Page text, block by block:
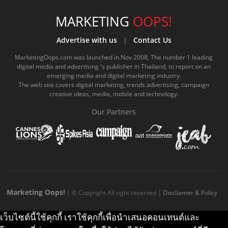
e
b
o
o
k
c
o
t
u
b
e
.
o
o
m
e
m
e
t
a
g
r
a
.
t
o
k
.
c
m
MARKETING OOPS!
Advertise with us| Contact Us
MarketingOops.com was launched in Nov 2008, The number 1 leading
digital media and advertising 's publisher in Thailand, to report on an
emerging media and digital marketing industry.
The web site covers digital marketing, trends advertising, campaign
creative ideas, media, mobile and technology.
Our Partners
Marketing Oops! | © Copyright All right reserved | Discliamer & Policy
เว็บไซต์นี้ใช้คุกกี้ เราใช้คุกกี้เพื่อนำเสนอคอนเทนต์และ